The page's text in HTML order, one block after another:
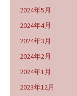
2024年5月
2024年4月
2024年3月
2024年2月
2024年1月
2023年12月